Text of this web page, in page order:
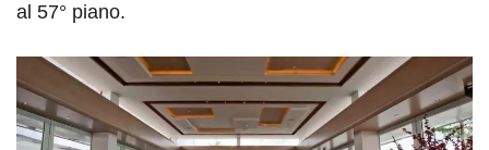
al 57° piano.